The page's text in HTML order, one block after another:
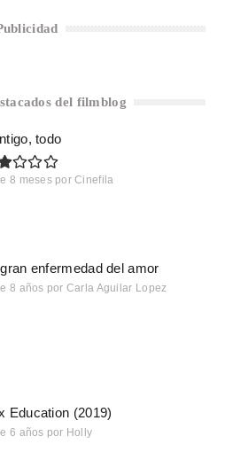
del filmblog
todo
8 meses por Cinefila
enfermedad del amor
8 años por Carla Aguilar Lopez
Education (2019)
6 años por Holly